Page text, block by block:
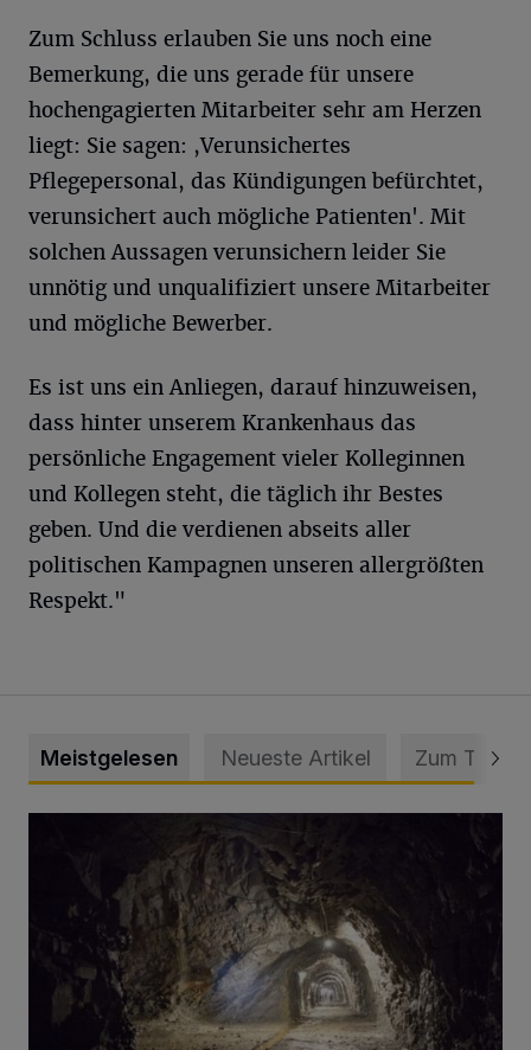
Zum Schluss erlauben Sie uns noch eine
Bemerkung, die uns gerade für unsere
hochengagierten Mitarbeiter sehr am Herzen
liegt: Sie sagen: ,Verunsichertes
Pflegepersonal, das Kündigungen befürchtet,
verunsichert auch mögliche Patienten'. Mit
solchen Aussagen verunsichern leider Sie
unnötig und unqualifiziert unsere Mitarbeiter
und mögliche Bewerber.
Es ist uns ein Anliegen, darauf hinzuweisen,
dass hinter unserem Krankenhaus das
persönliche Engagement vieler Kolleginnen
und Kollegen steht, die täglich ihr Bestes
geben. Und die verdienen abseits aller
politischen Kampagnen unseren allergrößten
Respekt."
Meistgelesen Neueste Artikel Zum Thema